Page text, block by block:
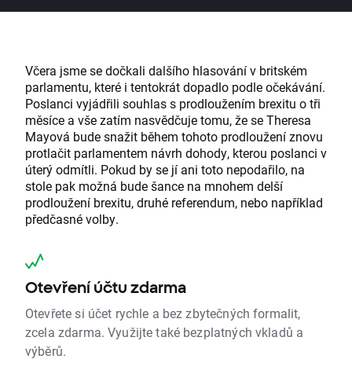
Včera jsme se dočkali dalšího hlasování v britském
parlamentu, které i tentokrát dopadlo podle očekávání.
Poslanci vyjádřili souhlas s prodloužením brexitu o tři
měsíce a vše zatím nasvědčuje tomu, že se Theresa
Mayová bude snažit během tohoto prodloužení znovu
protlačit parlamentem návrh dohody, kterou poslanci v
úterý odmítli. Pokud by se jí ani toto nepodařilo, na
stole pak možná bude šance na mnohem delší
prodloužení brexitu, druhé referendum, nebo například
předčasné volby.
Otevření účtu zdarma
Otevřete si účet rychle a bez zbytečných formalit,
zcela zdarma. Využijte také bezplatných vkladů a
výběrů.